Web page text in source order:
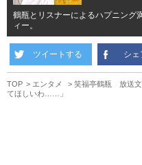
鶴瓶とリスナーによるハプニング
ィー。
ツイートする シェ
TOP エンタメ
笑福亭鶴瓶 放送文
てほしいわ……」